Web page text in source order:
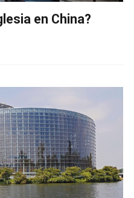
en China?